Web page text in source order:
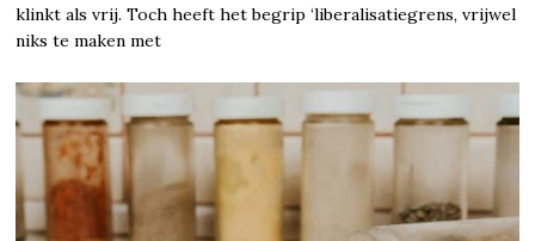
klinkt als vrij. Toch heeft het begrip ‘liberalisatiegrens, vrijwel
niks te maken met